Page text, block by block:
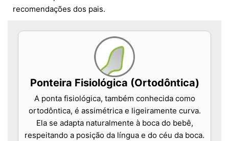
recomendações dos pais.
Ponteira Fisiológica (Ortodôntica)
A ponta fisiológica, também conhecida como
ortodôntica, é assimétrica e ligeiramente curva.
Ela se adapta naturalmente à boca do bebê,
respeitando a posição da língua e do céu da boca.